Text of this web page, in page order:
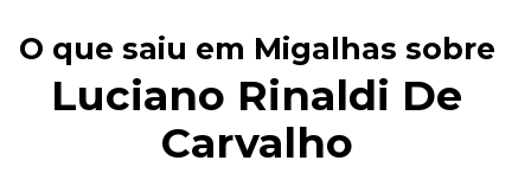
O que saiu em Migalhas sobre
Luciano Rinaldi De
Carvalho